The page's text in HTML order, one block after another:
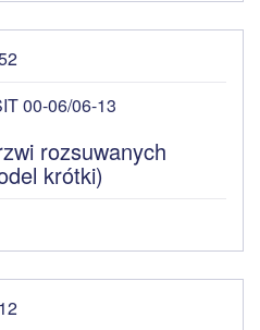
00-06/06-13
rozsuwanych
krótki)